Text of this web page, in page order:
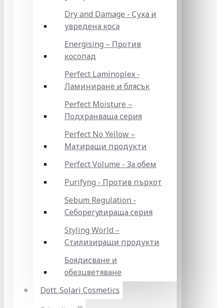
Dry and Damage - Суха и
увредена коса
Energising – Против
косопад
Perfect Laminoplex -
Ламиниране и блясък
Perfect Moisture –
Подхранваща серия
Perfect No Yellow –
Матиращи продукти
Perfect Volume - За обем
Purifyng - Против пърхот
Sebum Regulation -
Себорегулираща серия
Styling World –
Стилизиращи продукти
Боядисване и
обезцветяване
Dott. Solari Cosmetics